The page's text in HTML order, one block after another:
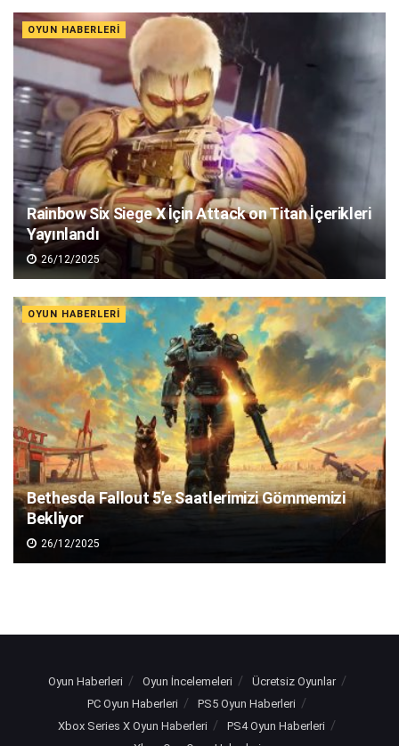
OYUN HABERLERI
Rainbow Six Siege X İçin Attack on Titan İçerikleri
Yayınlandı
26/12/2025
OYUN HABERLERI
Bethesda Fallout 5’e Saatlerimizi Gömmemizi
Bekliyor
26/12/2025
Oyun Haberleri Oyun İncelemeleri
Ücretsiz Oyunlar
PC Oyun Haberleri
PS5 Oyun Haberleri
Xbox Series X Oyun Haberleri
PS4 Oyun Haberleri